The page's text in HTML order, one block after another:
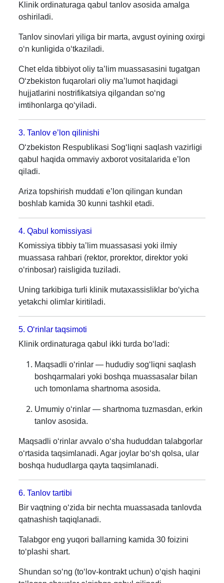
Klinik ordinaturaga qabul tanlov asosida amalga
oshiriladi.
Tanlov sinovlari yiliga bir marta, avgust oyining oxirgi
o‘n kunligida o‘tkaziladi.
Chet elda tibbiyot oliy ta’lim muassasasini tugatgan
O‘zbekiston fuqarolari oliy ma’lumot haqidagi
hujjatlarini nostrifikatsiya qilgandan so‘ng
imtihonlarga qo‘yiladi.
3. Tanlov e’lon qilinishi
O‘zbekiston Respublikasi Sog‘liqni saqlash vazirligi
qabul haqida ommaviy axborot vositalarida e’lon
qiladi.
Ariza topshirish muddati e’lon qilingan kundan
boshlab kamida 30 kunni tashkil etadi.
4. Qabul komissiyasi
Komissiya tibbiy ta’lim muassasasi yoki ilmiy
muassasa rahbari (rektor, prorektor, direktor yoki
o‘rinbosar) raisligida tuziladi.
Uning tarkibiga turli klinik mutaxassisliklar bo‘yicha
yetakchi olimlar kiritiladi.
5. O‘rinlar taqsimoti
Klinik ordinaturaga qabul ikki turda bo‘ladi:
Maqsadli o‘rinlar — hududiy sog‘liqni saqlash
boshqarmalari yoki boshqa muassasalar bilan
uch tomonlama shartnoma asosida.
Umumiy o‘rinlar — shartnoma tuzmasdan, erkin
tanlov asosida.
Maqsadli o‘rinlar avvalo o‘sha hududdan talabgorlar
o‘rtasida taqsimlanadi. Agar joylar bo‘sh qolsa, ular
boshqa hududlarga qayta taqsimlanadi.
6. Tanlov tartibi
Bir vaqtning o‘zida bir nechta muassasada tanlovda
qatnashish taqiqlanadi.
Talabgor eng yuqori ballarning kamida 30 foizini
to‘plashi shart.
Shundan so‘ng (to‘lov-kontrakt uchun) o‘qish haqini